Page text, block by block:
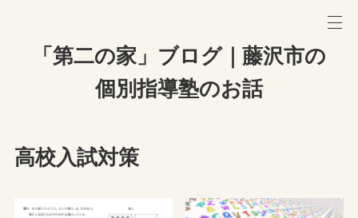
「第二の家」ブログ｜藤沢市の
個別指導塾のお話
高校入試対策